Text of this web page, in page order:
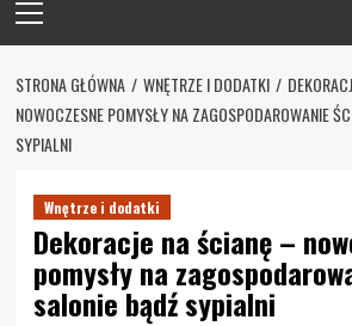
Menu
STRONA GŁÓWNA WNĘTRZE I DODATKI
NOWOCZESNE POMYSŁY NA ZAGOSPODAROWANIE
SYPIALNI
Wnętrze i dodatki
Dekoracje na ścianę –
pomysły na
salonie bądź sypialni